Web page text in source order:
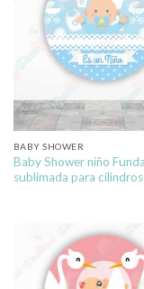
BABY SHOWER
Baby Shower niño
sublimada para cilindros